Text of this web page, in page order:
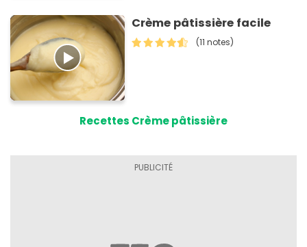
Crème pâtissière facile
(11 notes)
Recettes Crème pâtissière